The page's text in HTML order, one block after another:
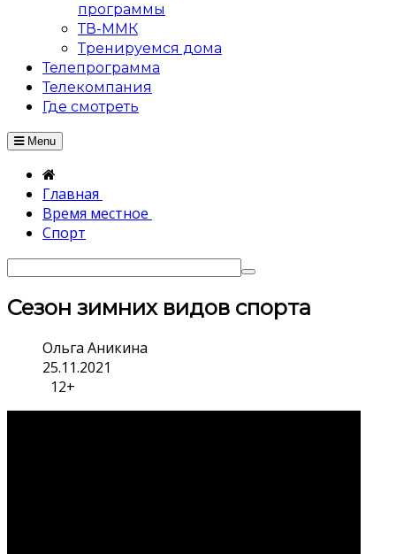
программы
ТВ-ММК
Тренируемся дома
Телепрограмма
Телекомпания
Где смотреть
Menu
Главная
Время местное
Спорт
Сезон зимних видов спорта
Ольга Аникина
25.11.2021
12+